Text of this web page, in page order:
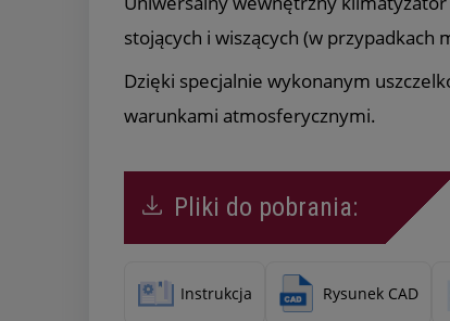
stojących i wiszących (w przypadkach
Dzięki specjalnie wykonanym
warunkami atmosferycznymi.
Pliki do pobrania:
Instrukcja Rysunek CAD